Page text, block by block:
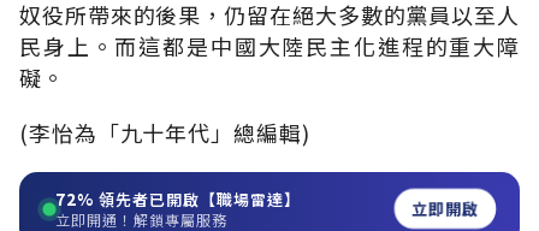
奴役所帶來的後果，仍留在絕大多數的黨員以至人
民身上。而這都是中國大陸民主化進程的重大障
礙。
(李怡為「九十年代」總編輯)
72% 領先者已開啟【職場雷達】
立即開通！解鎖專屬服務 立即開啟